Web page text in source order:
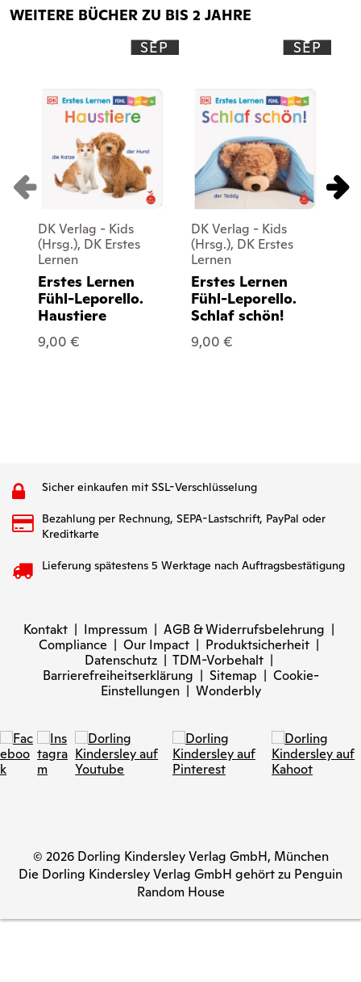
WEITERE BÜCHER ZU BIS 2 JAHRE
SEP
DK Verlag - Kids
(Hrsg.), DK Erstes
Lernen
Erstes Lernen
Fühl-Leporello.
Haustiere
9,00 €
SEP
DK Verlag - Kids
(Hrsg.), DK Erstes
Lernen
Erstes Lernen
Fühl-Leporello.
Schlaf schön!
9,00 €
Sicher einkaufen mit SSL-Verschlüsselung
Bezahlung per Rechnung, SEPA-Lastschrift, PayPal oder
Kreditkarte
Lieferung spätestens 5 Werktage nach Auftragsbestätigung
Kontakt | Impressum | AGB & Widerrufsbelehrung |
Compliance | Our Impact | Produktsicherheit |
Datenschutz | TDM-Vorbehalt |
Barrierefreiheitserklärung | Sitemap | Cookie-
Einstellungen| Wonderbly
© 2026 Dorling Kindersley Verlag GmbH, München
Die Dorling Kindersley Verlag GmbH gehört zu Penguin
Random House